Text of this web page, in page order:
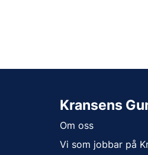
Kransens
Om oss
Vi som jobbar på